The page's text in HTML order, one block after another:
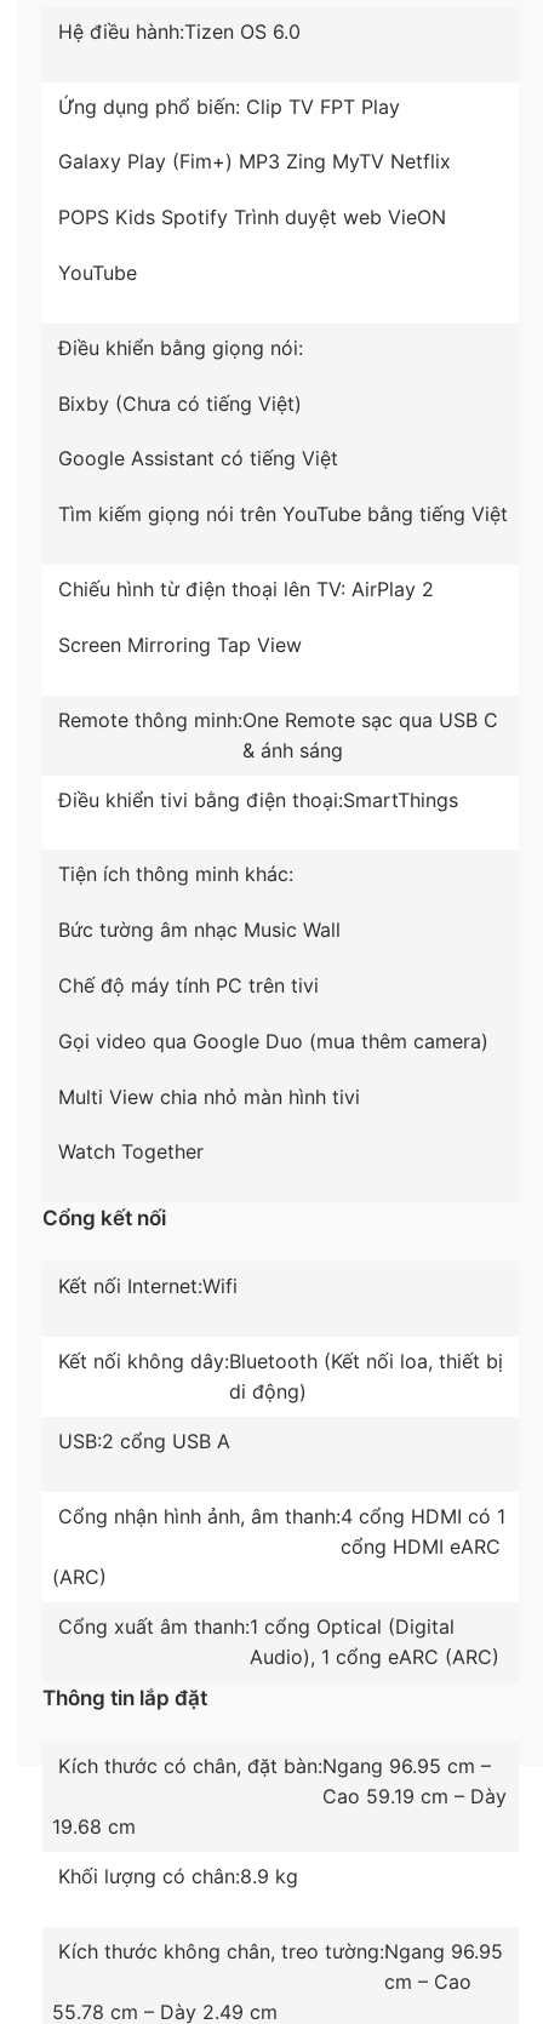
bạn tập trung trải nghiệm giải trí mà không bị sao
*Hình ảnh chỉ mang tính chất minh họa sản phẩm​
Hệ điều hành
dễ sử dụng.
– Tích hợp kho ứng dụng phong phú: Netflix,
Spotify, Youtube, My TV, Galaxy Play (Fim+), FPT
nhu cầu giải trí cho gia đình.
Tìm kiếm bằng giọng nói tiếng Việ
– Dễ dàng chiếu màn hình từ điện thoại lên tivi nhờ
các kết nối thông qua AirPlay 2
Mirroring
(Android),
nội dung từ 2 nguồn khác nhau trên cùng 1 chiếc
trở nên đơn giản và tiện nghi hơn với điều khiển
thông minh các thiết bị điện từ xa.
Hệ điều hành:Tizen OS 6.0
Ứng dụng phổ biến: Clip TV FPT Play
Galaxy Play (Fim+) MP3 Zing MyTV Netflix
POPS Kids Spotify Trình duyệt web VieON
YouTube
Điều khiển bằng giọng nói:
Bixby (Chưa có tiếng Việt)
Google Assistant có tiếng Việt
Tìm kiếm giọng nói trên YouTube bằng tiếng Việt
Chiếu hình từ điện thoại lên TV: AirPlay 2
Screen Mirroring Tap View
Remote thông minh:One Remote sạc qua USB C
& ánh sáng
Điều khiển tivi bằng điện thoại:SmartThings
Tiện ích thông minh khác:
Bức tường âm nhạc Music Wall
Chế độ máy tính PC trên tivi
Gọi video qua Google Duo (mua thêm camera)
Multi View chia nhỏ màn hình tivi
Watch Together
Cổng kết nối
Kết nối Internet:Wifi
Kết nối không dây:Bluetooth (Kết nối loa, thiết bị
di động)
USB:2 cổng USB A
Cổng nhận hình ảnh, âm thanh:4 cổng HDMI có 1
cổng HDMI eARC
(ARC)
Cổng xuất âm thanh:1 cổng Optical (Digital
Audio), 1 cổng eARC (ARC)
Thông tin lắp đặt
Kích thước có chân, đặt bàn:Ngang 96.95 cm –
Cao 59.19 cm – Dày
19.68 cm
Khối lượng có chân:8.9 kg
Kích thước không chân, treo tường:Ngang 96.95
cm – Cao
55.78 cm – Dày 2.49 cm